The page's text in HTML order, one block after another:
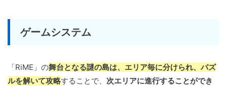
ゲームシステム
「RiME」の舞台となる謎の島は、エリア毎に分けられ、パズ
ルを解いて攻略することで、 次エリアに進行することができ